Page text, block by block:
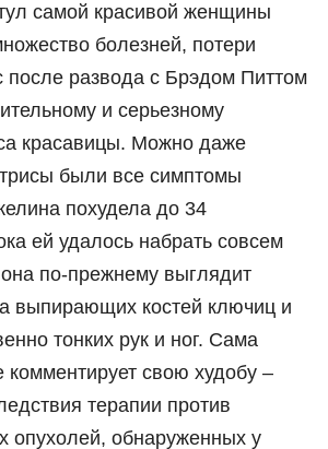
самой красивой женщины
болезней, потери
после развода с Брэдом Питтом
и серьезному
красавицы. Можно даже
были все симптомы
похудела до 34
ей удалось набрать совсем
по-прежнему выглядит
выпирающих костей ключиц и
тонких рук и ног. Сама
комментирует свою худобу –
терапии против
опухолей, обнаруженных у